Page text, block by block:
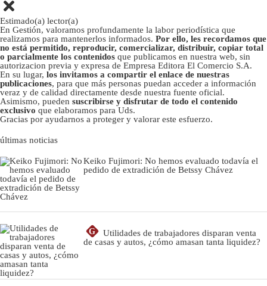
Estimado(a) lector(a)
En Gestión, valoramos profundamente la labor periodística que
realizamos para mantenerlos informados. Por ello, les recordamos que
no está permitido, reproducir, comercializar, distribuir, copiar total
o parcialmente los contenidos que publicamos en nuestra web, sin
autorizacion previa y expresa de Empresa Editora El Comercio S.A.
En su lugar, los invitamos a compartir el enlace de nuestras
publicaciones, para que más personas puedan acceder a información
veraz y de calidad directamente desde nuestra fuente oficial.
Asimismo, pueden suscribirse y disfrutar de todo el contenido
exclusivo que elaboramos para Uds.
Gracias por ayudarnos a proteger y valorar este esfuerzo.
últimas noticias
Keiko Fujimori: No hemos evaluado todavía el
pedido de extradición de Betssy Chávez
G
Utilidades de trabajadores disparan venta
de casas y autos, ¿cómo amasan tanta liquidez?